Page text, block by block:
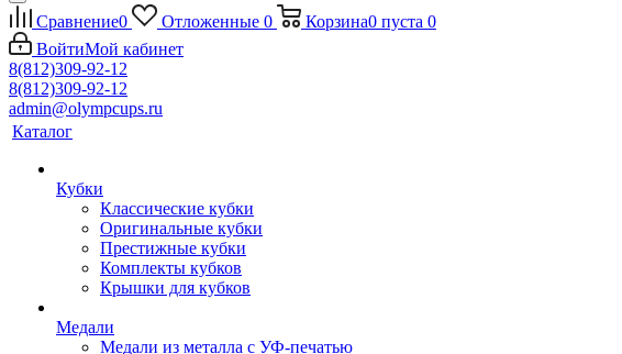
Сравнение0 Отложенные 0 Корзина0 пуста 0
ВойтиМой кабинет
8(812)309-92-12
8(812)309-92-12
admin@olympcups.ru
Каталог
Кубки
Классические кубки
Оригинальные кубки
Престижные кубки
Комплекты кубков
Крышки для кубков
Медали
Медали из металла с УФ-печатью